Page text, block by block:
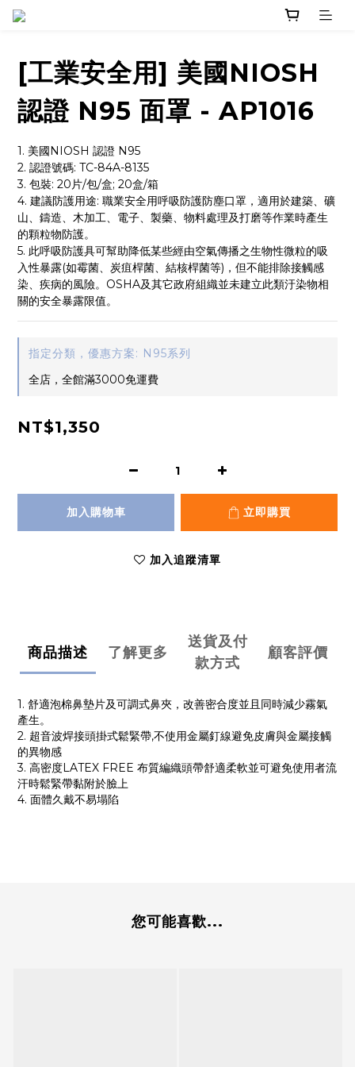
[工業安全用] 美國NIOSH
認證 N95 面罩 - AP1016
1. 美國NIOSH 認證 N95
2. 認證號碼: TC-84A-8135
3. 包裝: 20片/包/盒; 20盒/箱
4. 建議防護用途: 職業安全用呼吸防護防塵口罩，適用於建築、礦
山、鑄造、木加工、電子、製藥、物料處理及打磨等作業時產生
的顆粒物防護。
5. 此呼吸防護具可幫助降低某些經由空氣傳播之生物性微粒的吸
入性暴露(如霉菌、炭疽桿菌、結核桿菌等)，但不能排除接觸感
染、疾病的風險。OSHA及其它政府組織並未建立此類汙染物相
關的安全暴露限值。
指定分類，優惠方案: N95系列
全店，全館滿3000免運費
NT$1,350
加入購物車 立即購買
加入追蹤清單
商品描述 了解更多
送貨及付
款方式
顧客評價
1. 舒適泡棉鼻墊片及可調式鼻夾，改善密合度並且同時減少霧氣
產生。
2. 超音波焊接頭掛式鬆緊帶,不使用金屬釘線避免皮膚與金屬接觸
的異物感
3. 高密度LATEX FREE 布質編織頭帶舒適柔軟並可避免使用者流
汗時鬆緊帶黏附於臉上
4. 面體久戴不易塌陷
您可能喜歡...